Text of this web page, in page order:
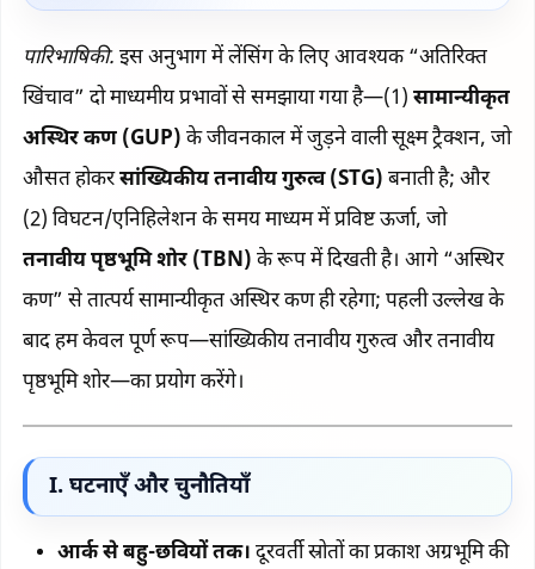
पारिभाषिकी. इस अनुभाग में लेंसिंग के लिए आवश्यक “अतिरिक्त
खिंचाव” दो माध्यमीय प्रभावों से समझाया गया है—(1) सामान्यीकृत
अस्थिर कण (GUP) के जीवनकाल में जुड़ने वाली सूक्ष्म ट्रैक्शन, जो
औसत होकरसांख्यिकीय तनावीय गुरुत्व (STG) बनाती है; और
(2) विघटन/एनिहिलेशन के समय माध्यम में प्रविष्ट ऊर्जा, जो
तनावीय पृष्ठभूमि शोर (TBN) के रूप में दिखती है। आगे “अस्थिर
कण” से तात्पर्य सामान्यीकृत अस्थिर कण ही रहेगा; पहली उल्लेख के
बाद हम केवल पूर्ण रूप—सांख्यिकीय तनावीय गुरुत्व और तनावीय
पृष्ठभूमि शोर—का प्रयोग करेंगे।
I. घटनाएँ और चुनौतियाँ
आर्क से बहु-छवियों तक। दूरवर्ती स्रोतों का प्रकाश अग्रभूमि की